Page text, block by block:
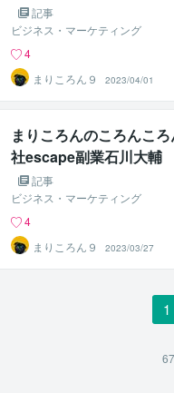
記事
ビジネス・マーケティング
4
まりころん９
2023/04/01
まりころんのころんこ
社escape副業石川大輔
記事
ビジネス・マーケティング
4
まりころん９
2023/03/27
1
67